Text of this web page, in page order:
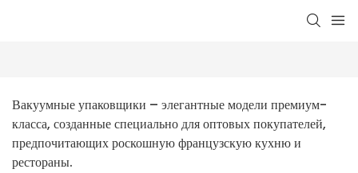
Вакуумные упаковщики – элегантные модели премиум-
класса, созданные специально для оптовых покупателей,
предпочитающих роскошную французскую кухню и
рестораны.